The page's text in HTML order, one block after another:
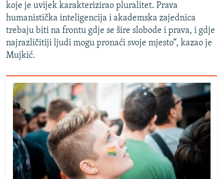
koje je uvijek karakterizirao pluralitet. Prava
humanistička inteligencija i akademska zajednica
trebaju biti na frontu gdje se šire slobode i prava, i gdje
najrazličitiji ljudi mogu pronaći svoje mjesto“, kazao je
Mujkić.